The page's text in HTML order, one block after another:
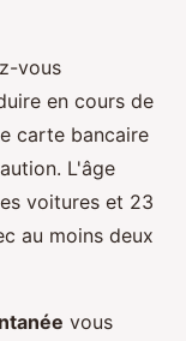
vous
en cours de
carte bancaire
L'âge
voitures et 23
au moins deux
vous